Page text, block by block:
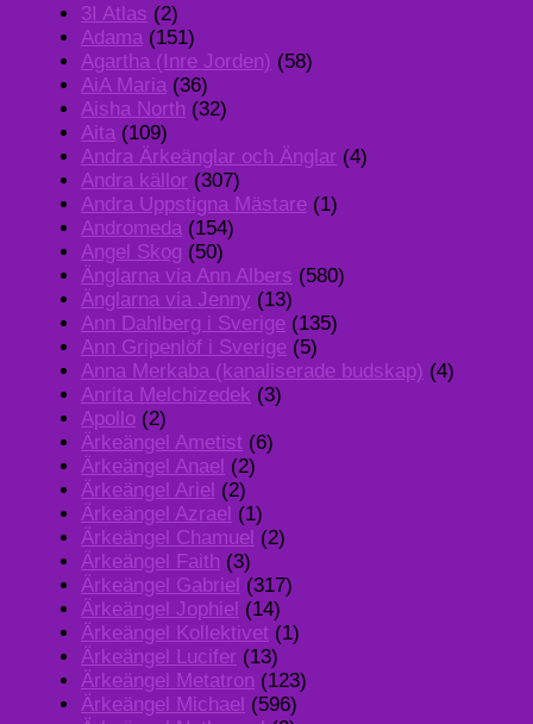
3I Atlas (2)
Adama (151)
Agartha (Inre Jorden) (58)
AiA Maria (36)
Aisha North (32)
Aita (109)
Andra Ärkeänglar och Änglar (4)
Andra källor (307)
Andra Uppstigna Mästare (1)
Andromeda (154)
Angel Skog (50)
Änglarna via Ann Albers (580)
Änglarna via Jenny (13)
Ann Dahlberg i Sverige (135)
Ann Gripenlöf i Sverige (5)
Anna Merkaba (kanaliserade budskap) (4)
Anrita Melchizedek (3)
Apollo (2)
Ärkeängel Ametist (6)
Ärkeängel Anael (2)
Ärkeängel Ariel (2)
Ärkeängel Azrael (1)
Ärkeängel Chamuel (2)
Ärkeängel Faith (3)
Ärkeängel Gabriel (317)
Ärkeängel Jophiel (14)
Ärkeängel Kollektivet (1)
Ärkeängel Lucifer (13)
Ärkeängel Metatron (123)
Ärkeängel Michael (596)